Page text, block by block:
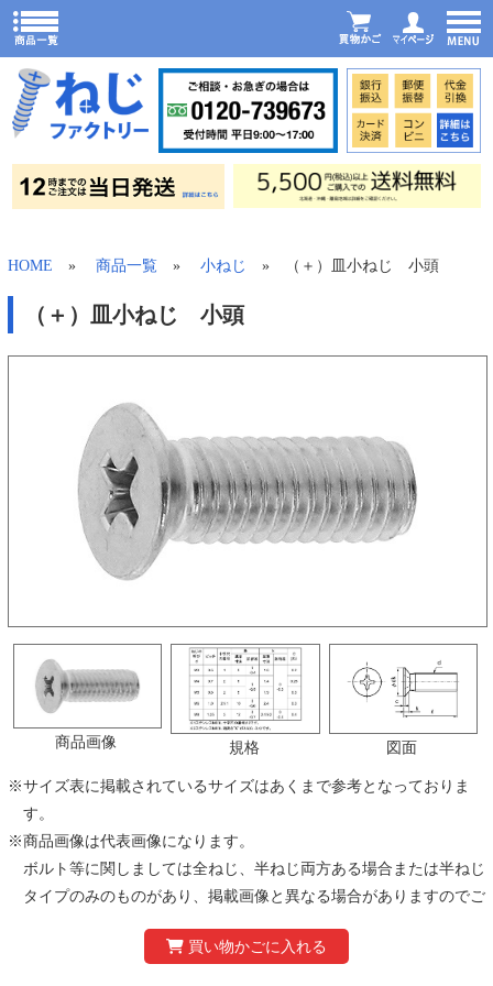
HOME » 商品一覧» 小ねじ » （＋）皿小ねじ 小頭
（＋）皿小ねじ 小頭
商品画像 規格 図面
※サイズ表に掲載されているサイズはあくまで参考となっておりま
す。
※商品画像は代表画像になります。
ボルト等に関しましては全ねじ、半ねじ両方ある場合または半ねじ
タイプのみのものがあり、掲載画像と異なる場合がありますのでご
製品の仕様および価格は、予告なく変更する場合があります。あら